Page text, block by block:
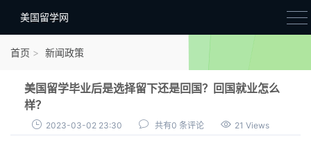
美国留学网
留学费用
首页 新闻政策
美国留学毕业后是选择留下还是回国？回国就业怎么
样？
2023-03-02 23:30 共有0 条评论 21 Views